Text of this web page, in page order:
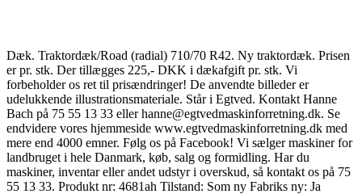
Dæk. Traktordæk/Road (radial) 710/70 R42. Ny traktordæk. Prisen
er pr. stk. Der tillægges 225,- DKK i dækafgift pr. stk. Vi
forbeholder os ret til prisændringer! De anvendte billeder er
udelukkende illustrationsmateriale. Står i Egtved. Kontakt Hanne
Bach på 75 55 13 33 eller hanne@egtvedmaskinforretning.dk. Se
endvidere vores hjemmeside www.egtvedmaskinforretning.dk med
mere end 4000 emner. Følg os på Facebook! Vi sælger maskiner for
landbruget i hele Danmark, køb, salg og formidling. Har du
maskiner, inventar eller andet udstyr i overskud, så kontakt os på 75
55 13 33. Produkt nr: 4681ah Tilstand: Som ny Fabriks ny: Ja